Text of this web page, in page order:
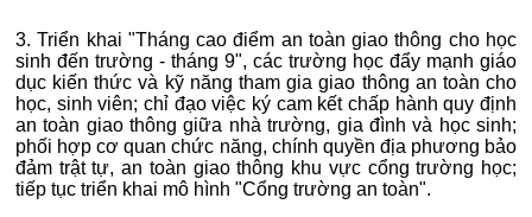
3. Triển khai "Tháng cao điểm an toàn giao thông cho học
sinh đến trường - tháng 9", các trường học đẩy mạnh giáo
dục kiến thức và kỹ năng tham gia giao thông an toàn cho
học, sinh viên; chỉ đạo việc ký cam kết chấp hành quy định
an toàn giao thông giữa nhà trường, gia đình và học sinh;
phối hợp cơ quan chức năng, chính quyền địa phương bảo
đảm trật tự, an toàn giao thông khu vực cổng trường học;
tiếp tục triển khai mô hình "Cổng trường an toàn".